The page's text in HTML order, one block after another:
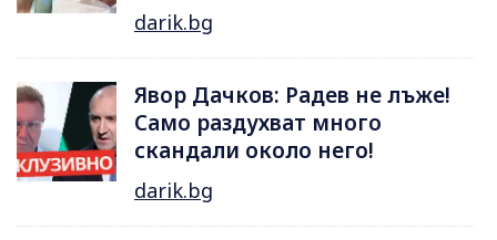
darik.bg
Явор Дачков: Радев не лъже!
Само раздухват много
скандали около него!
darik.bg